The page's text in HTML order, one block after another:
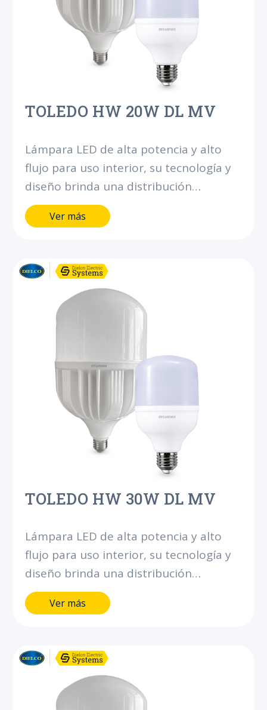
TOLEDO HW 20W DL MV
Lámpara LED de alta potencia y alto
flujo para uso interior, su tecnología y
diseño brinda una distribución
uniforme de luz. Bajo consumo, ahorra
hasta el 80% de energía comparado
compactos ahorradores de flujo similar.
Ver más
TOLEDO HW 30W DL MV
Lámpara LED de alta potencia y alto
flujo para uso interior, su tecnología y
diseño brinda una distribución
uniforme de luz. Bajo consumo, ahorra
hasta el 80% de energía comparado
compactos ahorradores de flujo similar.
Ver más